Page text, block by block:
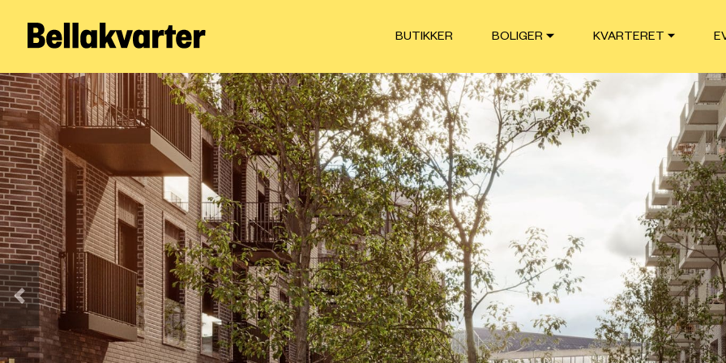
BUTIKKER BOLIGER KVARTERET
Forrige